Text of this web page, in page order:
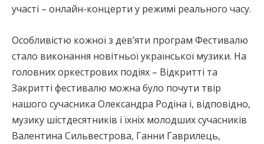
участі – онлайн-концерти у режимі реального часу.
Особливістю кожної з девʼяти програм Фестивалю
стало виконання новітньої української музики. На
головних оркестрових подіях – Відкритті та
Закритті фестивалю можна було почути твір
нашого сучасника Олександра Родіна і, відповідно,
музику шістдесятників і їхніх молодших сучасників
Валентина Сильвестрова, Ганни Гаврилець,